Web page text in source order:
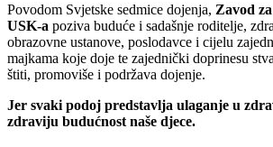
Povodom Svjetske sedmice dojenja, Zavod
USK-a poziva buduće i sadašnje roditelje,
obrazovne ustanove, poslodavce i cijelu
majkama koje doje te zajednički doprinesu
štiti, promoviše i podržava dojenje.
Jer svaki podoj predstavlja ulaganje u
zdraviju budućnost naše djece.